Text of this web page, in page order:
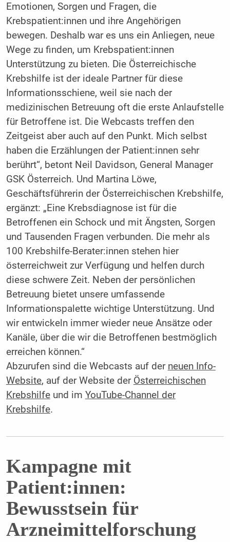
Emotionen, Sorgen und Fragen, die
Krebspatient:innen und ihre Angehörigen
bewegen. Deshalb war es uns ein Anliegen, neue
Wege zu finden, um Krebspatient:innen
Unterstützung zu bieten. Die Österreichische
Krebshilfe ist der ideale Partner für diese
Informationsschiene, weil sie nach der
medizinischen Betreuung oft die erste Anlaufstelle
für Betroffene ist. Die Webcasts treffen den
Zeitgeist aber auch auf den Punkt. Mich selbst
haben die Erzählungen der Patient:innen sehr
berührt“, betont Neil Davidson, General Manager
GSK Österreich. Und Martina Löwe,
Geschäftsführerin der Österreichischen Krebshilfe,
ergänzt: „Eine Krebsdiagnose ist für die
Betroffenen ein Schock und mit Ängsten, Sorgen
und Tausenden Fragen verbunden. Die mehr als
100 Krebshilfe-Berater:innen stehen hier
österreichweit zur Verfügung und helfen durch
diese schwere Zeit. Neben der persönlichen
Betreuung bietet unsere umfassende
Informationspalette wichtige Unterstützung. Und
wir entwickeln immer wieder neue Ansätze oder
Kanäle, über die wir die Betroffenen bestmöglich
erreichen können.“
Abzurufen sind die Webcasts auf der ­neuen Info-
Website, auf der Website der Österreichischen
Krebshilfeund im YouTube-Channel der
Krebshilfe.
Kampagne mit
Patient:innen:
Bewusstsein für
Arzneimittel­forschung